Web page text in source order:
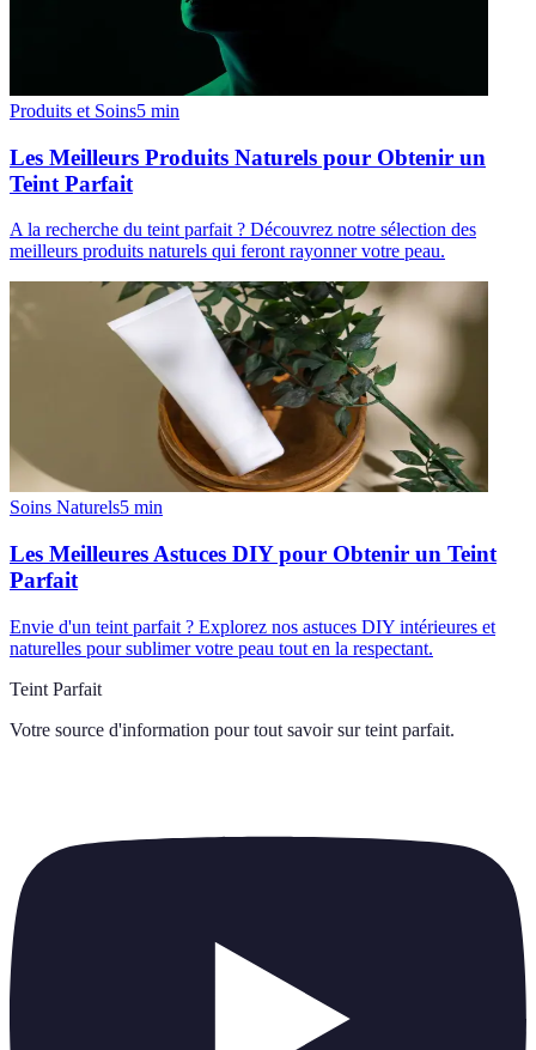
Produits et Soins5 min
Les Meilleurs Produits Naturels pour Obtenir un
Teint Parfait
A la recherche du teint parfait ? Découvrez notre sélection des
meilleurs produits naturels qui feront rayonner votre peau.
Soins Naturels5 min
Les Meilleures Astuces DIY pour Obtenir un Teint
Parfait
Envie d'un teint parfait ? Explorez nos astuces DIY intérieures et
naturelles pour sublimer votre peau tout en la respectant.
Teint Parfait
Votre source d'information pour tout savoir sur teint parfait.